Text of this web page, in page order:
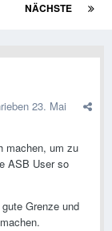
NÄCHSTE
23. Mai
machen, um zu
ASB User so
Grenze und